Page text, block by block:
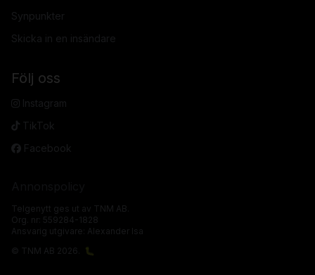
Synpunkter
Skicka in en insändare
Följ oss
Instagram
TikTok
Facebook
Telgenytt ges ut av TNM AB.
Org. nr: 559284-1828
Ansvarig utgivare: Alexander Isa
© TNM AB 2026.
🐛